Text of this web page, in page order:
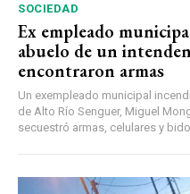
SOCIEDAD
Ex empleado
abuelo de un
encontraron armas
Un exempleado municipal
de Alto Río Senguer, Miguel
secuestró armas, celulares y